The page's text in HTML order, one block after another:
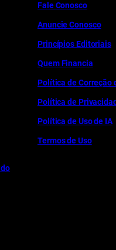
Fale Conosco
Anuncie Conosco
Princípios Editoriais
Quem Financia
Política de Correção
Política de
Política de Uso de IA
Termos de Uso